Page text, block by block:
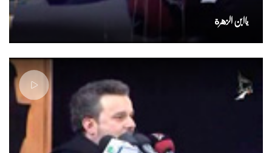
ياابن الزهرة